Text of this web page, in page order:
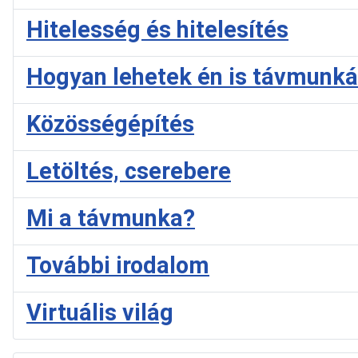
Hitelesség és hitelesítés
Hogyan lehetek én is
Közösségépítés
Letöltés, cserebere
Mi a távmunka?
További irodalom
Virtuális világ